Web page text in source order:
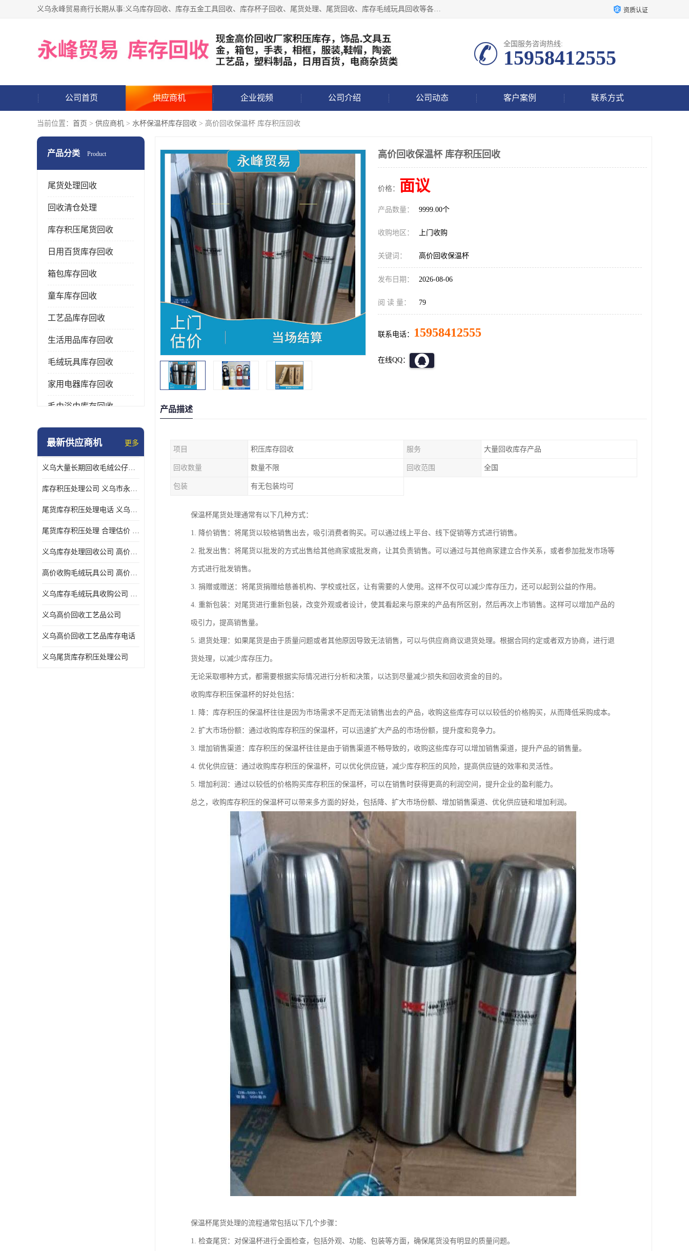
义乌永峰贸易商行长期从事:义乌库存回收、库存五金工具回收、库存杯子回收、尾货处理、尾货回收、库存毛绒玩具回收等各类产品库存回收，我们一直秉承：“，专业收购，价格从优，互惠互利，现金交易，价格公道”七大原则。欢迎有库存处理的老板来电洽谈! 资质认证
全国服务咨询热线:
15958412555
公司首页 供应商机 企业视频 公司介绍 公司动态 客户案例 联系方式
当前位置： 首页 > 供应商机 > 水杯保温杯库存回收 > 高价回收保温杯 库存积压回收
产品分类 Product
尾货处理回收
回收清仓处理
库存积压尾货回收
日用百货库存回收
箱包库存回收
童车库存回收
工艺品库存回收
生活用品库存回收
毛绒玩具库存回收
家用电器库存回收
毛巾浴巾库存回收
水杯保温杯库存回收
五金工具库存回收
库存厨具回收
最新供应商机 更多
义乌大量长期回收毛绒公仔公司 高价回收库存积压 高价回收 欢迎电话咨询
库存积压处理公司 义乌市永峰贸易商行
尾货库存积压处理电话 义乌市永峰贸易商行
尾货库存积压处理 合理估价 量大量小均可
义乌库存处理回收公司 高价回收库存积压 大量尾货回收
高价收购毛绒玩具公司 高价回收库存积压 回收库存 二手勿扰
义乌库存毛绒玩具收购公司 高价回收库存积压 义乌市永峰贸易商行
义乌高价回收工艺品公司
义乌高价回收工艺品库存电话
义乌尾货库存积压处理公司
高价回收保温杯 库存积压回收
价格： 面议
产品数量： 9999.00个
收购地区： 上门收购
关键词： 高价回收保温杯
发布日期： 2026-08-06
阅 读 量： 79
联系电话： 15958412555
在线QQ：
产品描述
项目 积压库存回收 服务 大量回收库存产品
回收数量 数量不限 回收范围 全国
包装 有无包装均可
保温杯尾货处理通常有以下几种方式：
1. 降价销售：将尾货以较格销售出去，吸引消费者购买。可以通过线上平台、线下促销等方式进行销售。
2. 批发出售：将尾货以批发的方式出售给其他商家或批发商，让其负责销售。可以通过与其他商家建立合作关系，或者参加批发市场等
方式进行批发销售。
3. 捐赠或赠送：将尾货捐赠给慈善机构、学校或社区，让有需要的人使用。这样不仅可以减少库存压力，还可以起到公益的作用。
4. 重新包装：对尾货进行重新包装，改变外观或者设计，使其看起来与原来的产品有所区别，然后再次上市销售。这样可以增加产品的
吸引力，提高销售量。
5. 退货处理：如果尾货是由于质量问题或者其他原因导致无法销售，可以与供应商商议退货处理。根据合同约定或者双方协商，进行退
货处理，以减少库存压力。
无论采取哪种方式，都需要根据实际情况进行分析和决策，以达到尽量减少损失和回收资金的目的。
收购库存积压保温杯的好处包括：
1. 降：库存积压的保温杯往往是因为市场需求不足而无法销售出去的产品，收购这些库存可以以较低的价格购买，从而降低采购成本。
2. 扩大市场份额：通过收购库存积压的保温杯，可以迅速扩大产品的市场份额，提升度和竞争力。
3. 增加销售渠道：库存积压的保温杯往往是由于销售渠道不畅导致的，收购这些库存可以增加销售渠道，提升产品的销售量。
4. 优化供应链：通过收购库存积压的保温杯，可以优化供应链，减少库存积压的风险，提高供应链的效率和灵活性。
5. 增加利润：通过以较低的价格购买库存积压的保温杯，可以在销售时获得更高的利润空间，提升企业的盈利能力。
总之，收购库存积压的保温杯可以带来多方面的好处，包括降、扩大市场份额、增加销售渠道、优化供应链和增加利润。
保温杯尾货处理的流程通常包括以下几个步骤：
1. 检查尾货：对保温杯进行全面检查，包括外观、功能、包装等方面，确保尾货没有明显的质量问题。